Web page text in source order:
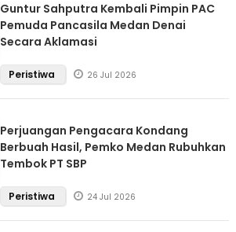
Guntur Sahputra Kembali Pimpin PAC
Pemuda Pancasila Medan Denai
Secara Aklamasi
Peristiwa 26 Jul 2026
Perjuangan Pengacara Kondang
Berbuah Hasil, Pemko Medan Rubuhkan
Tembok PT SBP
Peristiwa 24 Jul 2026